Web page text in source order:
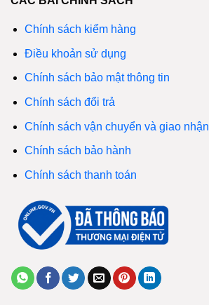
Chính sách kiểm hàng
Điều khoản sử dụng
Chính sách bảo mật thông tin
Chính sách đổi trả
Chính sách vận chuyển và giao nhận
Chính sách bảo hành
Chính sách thanh toán